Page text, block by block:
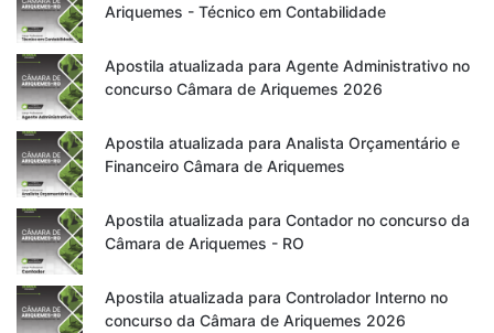
Ariquemes - Técnico em Contabilidade
Apostila atualizada para Agente Administrativo no
concurso Câmara de Ariquemes 2026
Apostila atualizada para Analista Orçamentário e
Financeiro Câmara de Ariquemes
Apostila atualizada para Contador no concurso da
Câmara de Ariquemes - RO
Apostila atualizada para Controlador Interno no
concurso da Câmara de Ariquemes 2026